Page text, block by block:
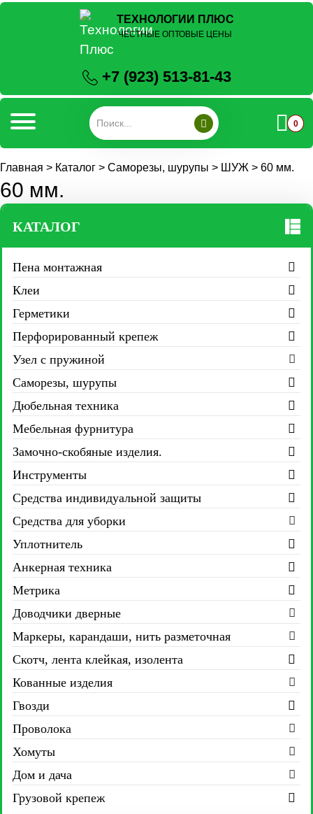
ТЕХНОЛОГИИ ПЛЮС
ЧЕСТНЫЕ ОПТОВЫЕ ЦЕНЫ
+7 (923) 513-81-43
0
Главная > Каталог > Саморезы, шурупы > ШУЖ > 60 мм.
60 мм.
КАТАЛОГ
Пена монтажная
Клеи
Герметики
Перфорированный крепеж
Узел с пружиной
Саморезы, шурупы
Дюбельная техника
Мебельная фурнитура
Замочно-скобяные изделия.
Инструменты
Средства индивидуальной защиты
Средства для уборки
Уплотнитель
Анкерная техника
Метрика
Доводчики дверные
Маркеры, карандаши, нить разметочная
Скотч, лента клейкая, изолента
Кованные изделия
Гвозди
Проволока
Хомуты
Дом и дача
Грузовой крепеж